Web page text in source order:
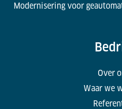
Modernisering voor
Over
Waar we